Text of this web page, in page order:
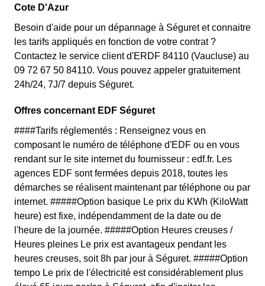
Cote D'Azur
Besoin d'aide pour un dépannage à Séguret et connaitre
les tarifs appliqués en fonction de votre contrat ?
Contactez le service client d'ERDF 84110 (Vaucluse) au
09 72 67 50 84110. Vous pouvez appeler gratuitement
24h/24, 7J/7 depuis Séguret.
Offres concernant EDF Séguret
####Tarifs réglementés : Renseignez vous en
composant le numéro de téléphone d'EDF ou en vous
rendant sur le site internet du fournisseur : edf.fr. Les
agences EDF sont fermées depuis 2018, toutes les
démarches se réalisent maintenant par téléphone ou par
internet. #####Option basique Le prix du KWh (KiloWatt
heure) est fixe, indépendamment de la date ou de
l'heure de la journée. #####Option Heures creuses /
Heures pleines Le prix est avantageux pendant les
heures creuses, soit 8h par jour à Séguret. #####Option
tempo Le prix de l'électricité est considérablement plus